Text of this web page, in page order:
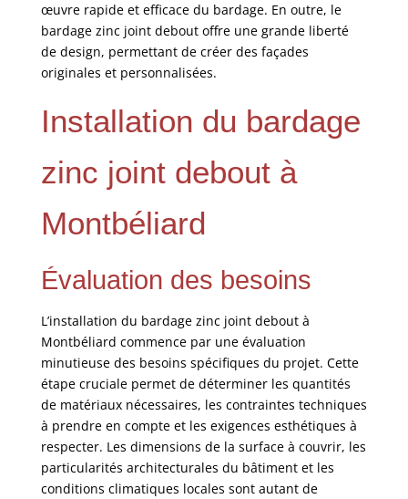
œuvre rapide et efficace du bardage. En outre, le
bardage zinc joint debout offre une grande liberté
de design, permettant de créer des façades
originales et personnalisées.
Installation du bardage
zinc joint debout à
Montbéliard
Évaluation des besoins
L’installation du bardage zinc joint debout à
Montbéliard commence par une évaluation
minutieuse des besoins spécifiques du projet. Cette
étape cruciale permet de déterminer les quantités
de matériaux nécessaires, les contraintes techniques
à prendre en compte et les exigences esthétiques à
respecter. Les dimensions de la surface à couvrir, les
particularités architecturales du bâtiment et les
conditions climatiques locales sont autant de